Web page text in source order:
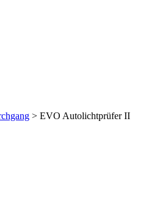
> EVO Autolichtprüfer II